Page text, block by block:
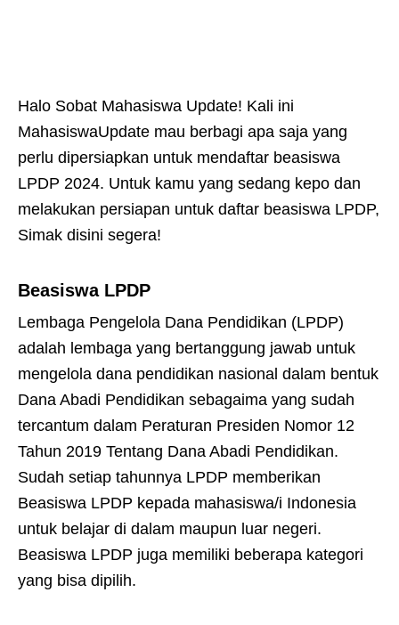
Halo Sobat Mahasiswa Update! Kali ini
MahasiswaUpdate mau berbagi apa saja yang
perlu dipersiapkan untuk mendaftar beasiswa
LPDP 2024. Untuk kamu yang sedang kepo dan
melakukan persiapan untuk daftar beasiswa LPDP,
Simak disini segera!
Beasiswa LPDP
Lembaga Pengelola Dana Pendidikan (LPDP)
adalah lembaga yang bertanggung jawab untuk
mengelola dana pendidikan nasional dalam bentuk
Dana Abadi Pendidikan sebagaima yang sudah
tercantum dalam Peraturan Presiden Nomor 12
Tahun 2019 Tentang Dana Abadi Pendidikan.
Sudah setiap tahunnya LPDP memberikan
Beasiswa LPDP kepada mahasiswa/i Indonesia
untuk belajar di dalam maupun luar negeri.
Beasiswa LPDP juga memiliki beberapa kategori
yang bisa dipilih.